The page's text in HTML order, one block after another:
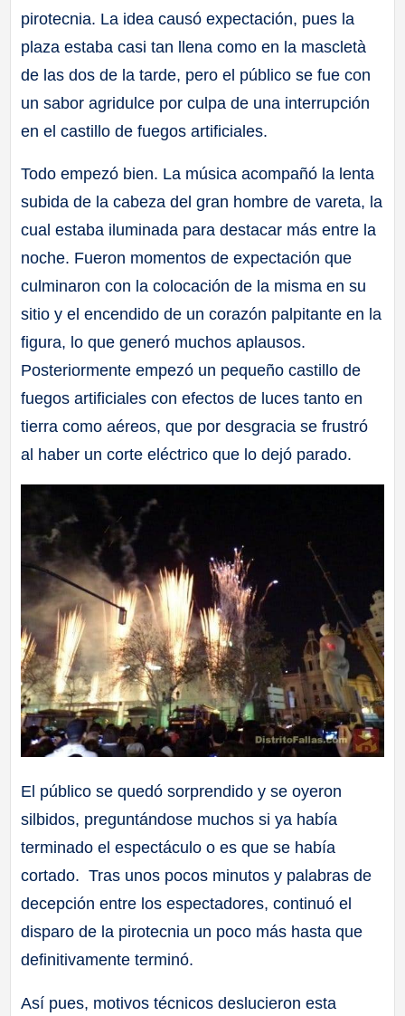
pirotecnia. La idea causó expectación, pues la
plaza estaba casi tan llena como en la mascletà
de las dos de la tarde, pero el público se fue con
un sabor agridulce por culpa de una interrupción
en el castillo de fuegos artificiales.
Todo empezó bien. La música acompañó la lenta
subida de la cabeza del gran hombre de vareta, la
cual estaba iluminada para destacar más entre la
noche. Fueron momentos de expectación que
culminaron con la colocación de la misma en su
sitio y el encendido de un corazón palpitante en la
figura, lo que generó muchos aplausos.
Posteriormente empezó un pequeño castillo de
fuegos artificiales con efectos de luces tanto en
tierra como aéreos, que por desgracia se frustró
al haber un corte eléctrico que lo dejó parado.
El público se quedó sorprendido y se oyeron
silbidos, preguntándose muchos si ya había
terminado el espectáculo o es que se había
cortado. Tras unos pocos minutos y palabras de
decepción entre los espectadores, continuó el
disparo de la pirotecnia un poco más hasta que
definitivamente terminó.
Así pues, motivos técnicos deslucieron esta